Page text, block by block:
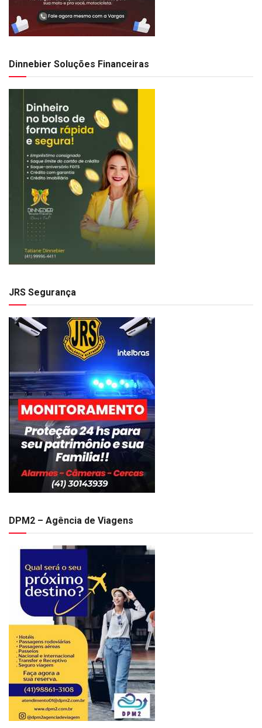
Dinnebier Soluções Financeiras
JRS Segurança
DPM2 – Agência de Viagens